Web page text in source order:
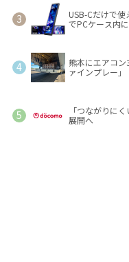
USB-Cだけで
でPCケース内
熊本にエアコ
ァインプレー」
「つながりに
展開へ